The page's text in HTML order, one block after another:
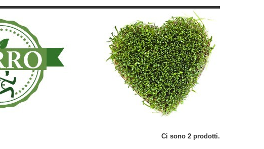
Ci sono 2 prodotti.